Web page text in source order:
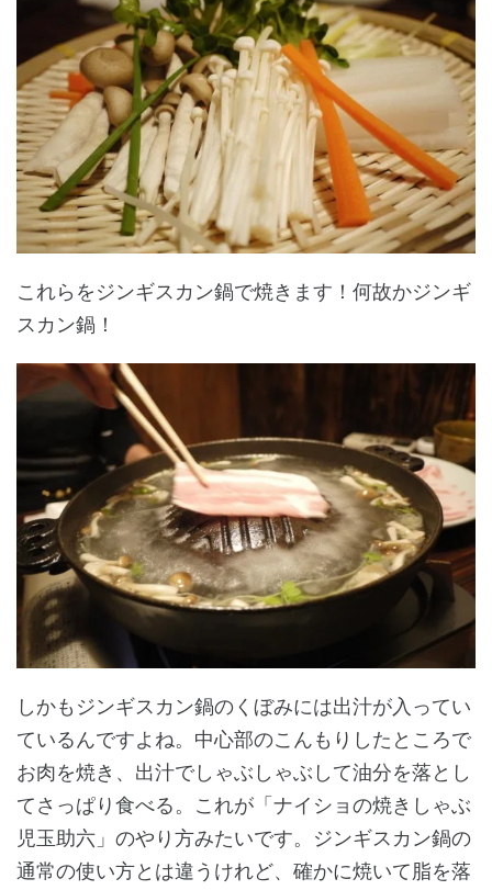
これらをジンギスカン鍋で焼きます！何故かジンギ
スカン鍋！
しかもジンギスカン鍋のくぼみには出汁が入ってい
ているんですよね。中心部のこんもりしたところで
お肉を焼き、出汁でしゃぶしゃぶして油分を落とし
てさっぱり食べる。これが「ナイショの焼きしゃぶ
児玉助六」のやり方みたいです。ジンギスカン鍋の
通常の使い方とは違うけれど、確かに焼いて脂を落